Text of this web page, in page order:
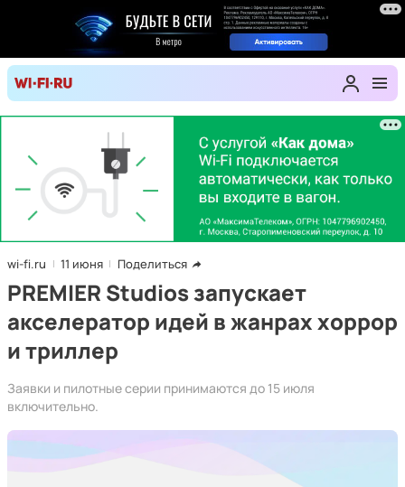
wi-fi.ru 11 июня Поделиться
PREMIER Studios запускает
акселератор идей в жанрах хоррор
и триллер
Заявки и пилотные серии принимаются до 15 июля
включительно.